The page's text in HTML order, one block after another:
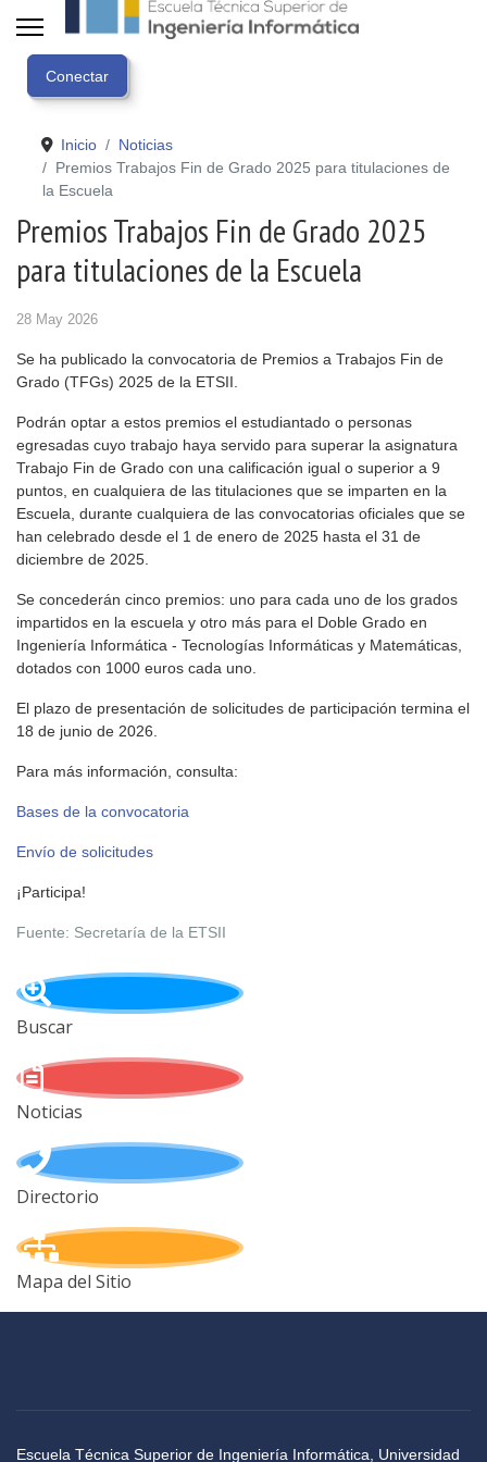
Inicio
Noticias
Premios Trabajos Fin de Grado 2025 para titulaciones de
la Escuela
Premios Trabajos Fin de Grado 2025
para titulaciones de la Escuela
28 May 2026
Se ha publicado la convocatoria de Premios a Trabajos Fin de
Grado (TFGs) 2025 de la ETSII.
Podrán optar a estos premios el estudiantado o personas
egresadas cuyo trabajo haya servido para superar la asignatura
Trabajo Fin de Grado con una calificación igual o superior a 9
puntos, en cualquiera de las titulaciones que se imparten en la
Escuela, durante cualquiera de las convocatorias oficiales que se
han celebrado desde el 1 de enero de 2025 hasta el 31 de
diciembre de 2025.
Se concederán cinco premios: uno para cada uno de los grados
impartidos en la escuela y otro más para el Doble Grado en
Ingeniería Informática - Tecnologías Informáticas y Matemáticas,
dotados con 1000 euros cada uno.
El plazo de presentación de solicitudes de participación termina el
18 de junio de 2026.
Para más información, consulta:
Bases de la convocatoria
Envío de solicitudes
¡Participa!
Fuente: Secretaría de la ETSII
Buscar
Noticias
Directorio
Mapa del Sitio
Escuela Técnica Superior de Ingeniería Informática, Universidad